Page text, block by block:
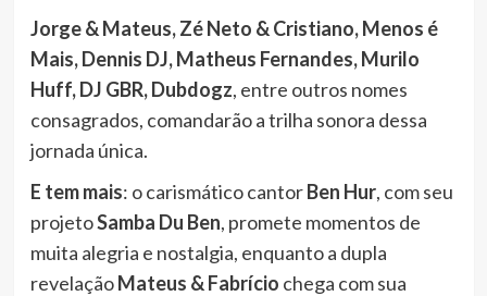
Jorge & Mateus, Zé Neto & Cristiano, Menos é
Mais, Dennis DJ, Matheus Fernandes, Murilo
Huff, DJ GBR, Dubdogz, entre outros nomes
consagrados, comandarão a trilha sonora dessa
jornada única.
E tem mais: o carismático cantorBen Hur, com seu
projetoSamba Du Ben, promete momentos de
muita alegria e nostalgia, enquanto a dupla
revelaçãoMateus & Fabrício chega com sua